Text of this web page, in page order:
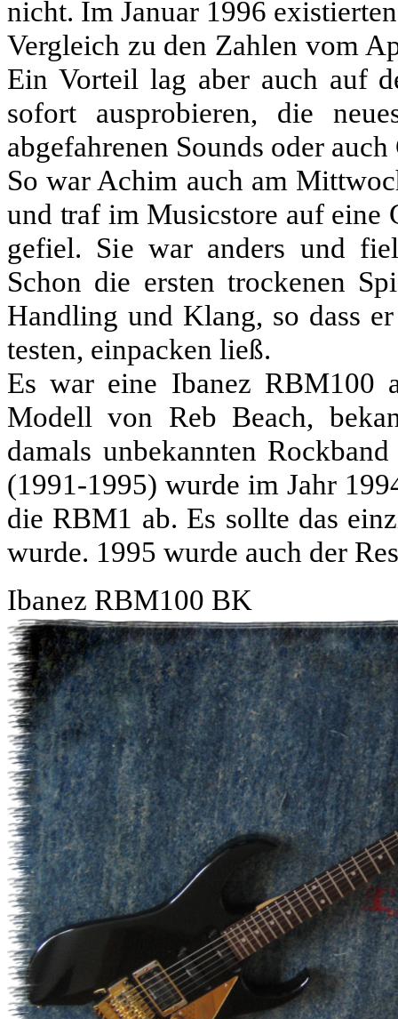
nicht. Im Januar 1996
Vergleich zu den Zahlen vom
Ein Vorteil lag aber auch auf
sofort ausprobieren, die
abgefahrenen Sounds oder
So war Achim auch am
und traf im Musicstore auf eine
gefiel. Sie war anders und
Schon die ersten trockenen
Handling und Klang, so dass
testen, einpacken ließ.
Es war eine Ibanez RBM100
Modell von Reb Beach,
damals unbekannten
(1991-1995) wurde im Jahr
die RBM1 ab. Es sollte das
wurde. 1995 wurde auch der
Ibanez RBM100 BK